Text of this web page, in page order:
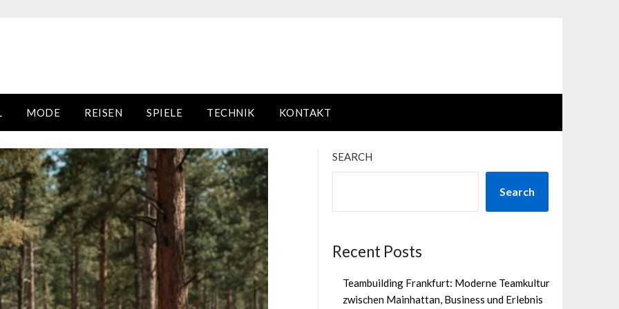
MODE REISEN SPIELE TECHNIK KONTAKT
SEARCH
Search
Recent Posts
Teambuilding Frankfurt: Moderne Teamkultur
zwischen Mainhattan, Business und Erlebnis